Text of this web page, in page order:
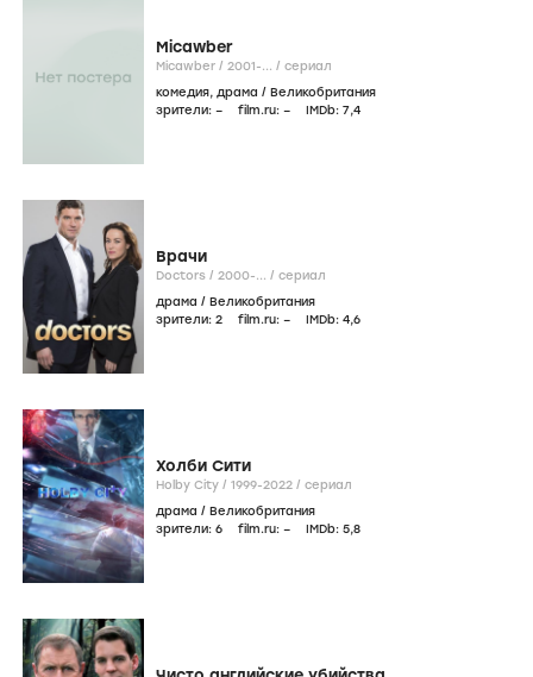
Micawber
Micawber / 2001-... / сериал
комедия, драма / Великобритания
зрители: – film.ru: – IMDb: 7,4
Врачи
Doctors / 2000-... / сериал
драма / Великобритания
зрители: 2 film.ru: – IMDb: 4,6
Холби Сити
Holby City / 1999-2022 / сериал
драма / Великобритания
зрители: 6 film.ru: – IMDb: 5,8